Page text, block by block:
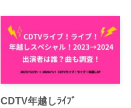
CDTV年越しﾗｲﾌﾞ